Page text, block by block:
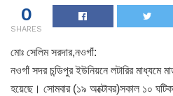
0
SHARES
মোঃ সেলিম সরদার,নওগাঁ:
নওগাঁ সদর চন্ডিপুর ইউনিয়নে লটারির মাধ্যমে
হয়েছে। সোমবার (১৯ অক্টোবর)সকাল ১০